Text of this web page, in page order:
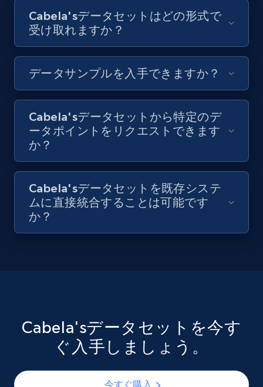
Cabela'sデータセットはどの形式で
受け取れますか？
データサンプルを入手できますか？
Cabela'sデータセットから特定のデ
ータポイントをリクエストできます
か？
Cabela'sデータセットを既存システ
ムに直接統合することは可能です
か？
Cabela'sデータセットを今す
ぐ入手しましょう。
今すぐ購入